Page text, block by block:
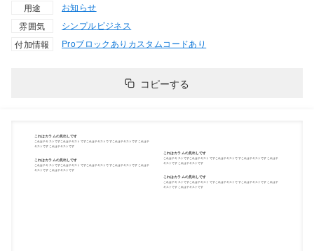
用途
お知らせ
雰囲気
シンプルビジネス
付加情報
Proブロックあり カスタムコードあり
コピーする